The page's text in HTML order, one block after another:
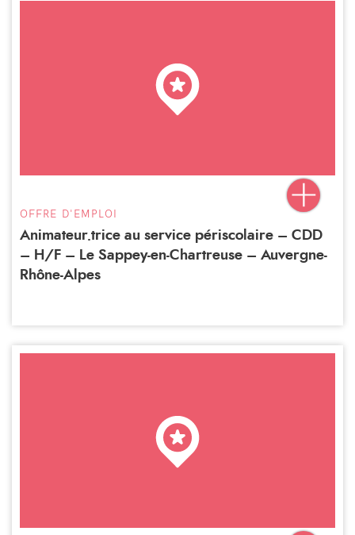
OFFRE D'EMPLOI
Animateur.trice au service périscolaire – CDD
– H/F – Le Sappey-en-Chartreuse – Auvergne-
Rhône-Alpes